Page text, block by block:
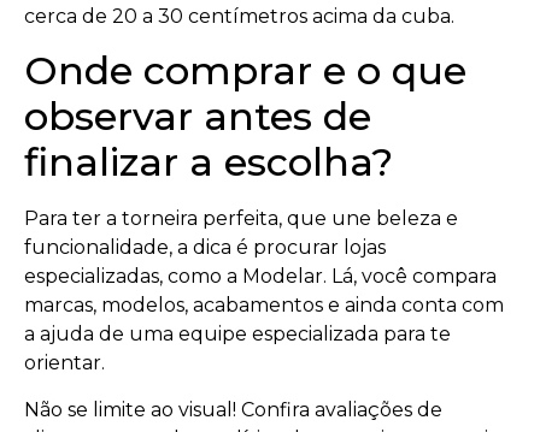
cerca de 20 a 30 centímetros acima da cuba.
Onde comprar e o que
observar antes de
finalizar a escolha?
Para ter a torneira perfeita, que une beleza e
funcionalidade, a dica é procurar lojas
especializadas, como a Modelar. Lá, você compara
marcas, modelos, acabamentos e ainda conta com
a ajuda de uma equipe especializada para te
orientar.
Não se limite ao visual! Confira avaliações de